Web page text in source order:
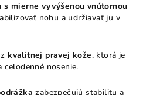
mierne vyvýšenou vnútornou
nohu a udržiavať ju v
kvalitnej pravej kože, ktorá je
celodenné nosenie.
zabezpečujú stabilitu a